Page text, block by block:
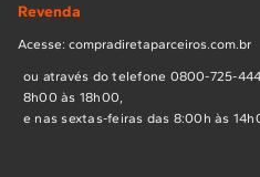
Revenda
Acesse: compradiretaparceiros.com.br
ou através do telefone 0800-725-
8h00 às 18h00,
e nas sextas-feiras das 8:00h às